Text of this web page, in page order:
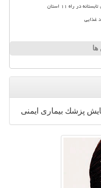
غذایی
ها
پزشك بیماری ایمنی